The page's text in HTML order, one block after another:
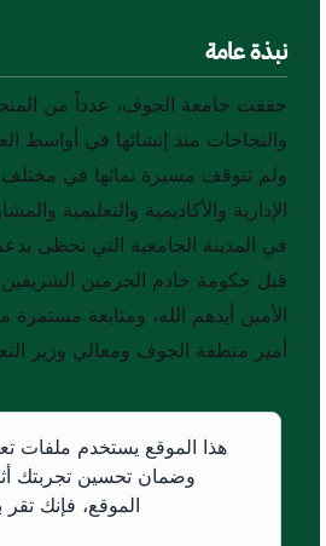
نبذة عامة
حققت جامعة الجوف، عدداً من
ولم تتوقف مسيرة نمائها في مختلف
الإدارية والأكاديمية والتعليمية
في المدينة الجامعية التي تحظى
قبل حكومة خادم الحرمين
الأمين أيدهم الله، ومتابعة
أمير منطقة الجوف ومعالي وزير
هذا الموقع يستخدم ملفات
وضمان تحسين تجربتك
الموقع، فإنك